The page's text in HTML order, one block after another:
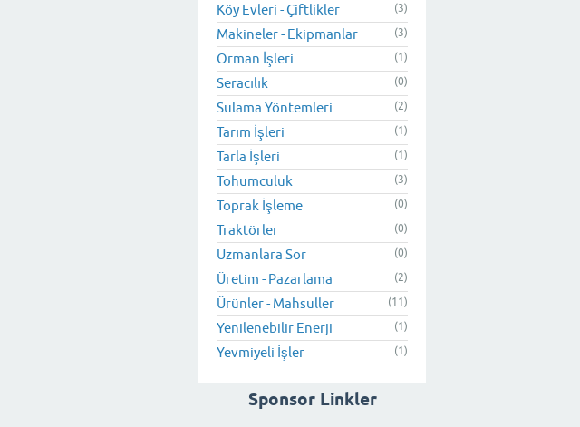
Köy Evleri - Çiftlikler (3)
Makineler - Ekipmanlar (3)
Orman İşleri (1)
Seracılık (0)
Sulama Yöntemleri (2)
Tarım İşleri (1)
Tarla İşleri (1)
Tohumculuk (3)
Toprak İşleme (0)
Traktörler (0)
Uzmanlara Sor (0)
Üretim - Pazarlama (2)
Ürünler - Mahsuller (11)
Yenilenebilir Enerji (1)
Yevmiyeli İşler (1)
Sponsor Linkler